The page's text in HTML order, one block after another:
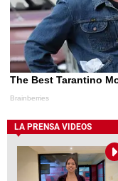
LA PRENSA VIDEOS